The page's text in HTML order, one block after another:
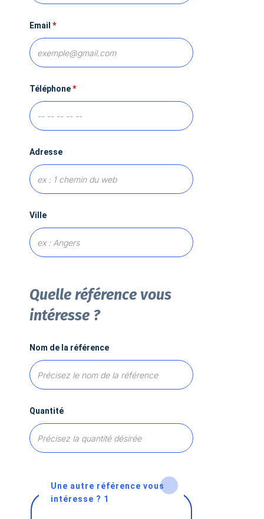
Email *
Téléphone*
Adresse
Ville
Quelle référence vous
intéresse ?
Nom de la référence
Quantité
Une autre référence vous
intéresse ? 1